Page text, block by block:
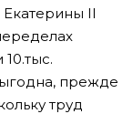
II
прежде
труд